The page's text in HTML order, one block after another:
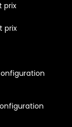
prix
prix